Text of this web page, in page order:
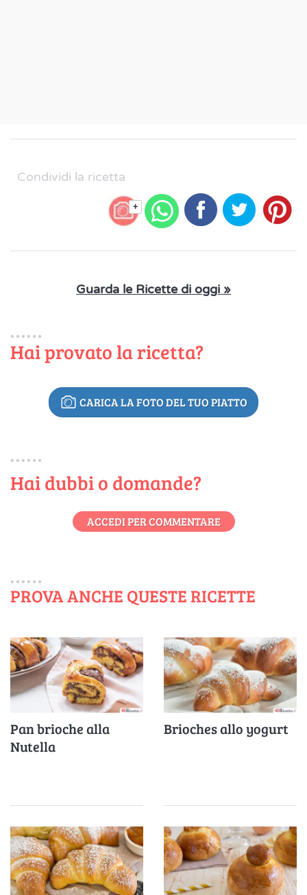
Condividi la ricetta
+
Guarda le Ricette di oggi »
Hai provato la ricetta?
CARICA LA FOTO DEL TUO PIATTO
Hai dubbi o domande?
ACCEDI PER COMMENTARE
PROVA ANCHE QUESTE RICETTE
Pan brioche alla
Nutella
Brioches allo yogurt